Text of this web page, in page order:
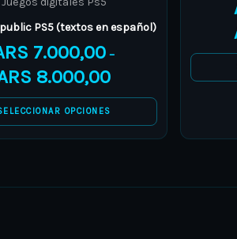
PS5 (textos en español)
7.000,00 –
8.000,00
OPCIONES
be
chosen
on
the